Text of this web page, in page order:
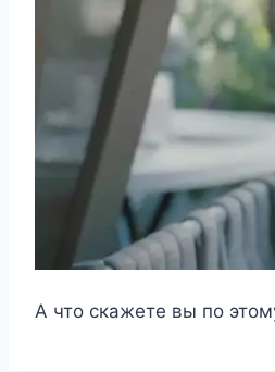
А что скажете вы по